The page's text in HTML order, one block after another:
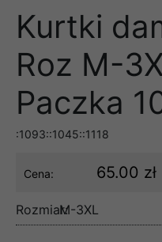
Kurtki
Roz M-
Paczka
:1093::1045::1118
Cena: 65.00 zł
Rozmiar:M-3XL